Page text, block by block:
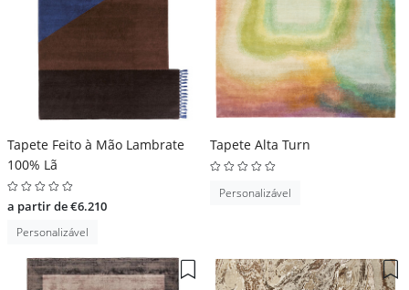
Tapete Feito à Mão Lambrate
100% Lã
a partir de €6.210
Personalizável
Tapete Alta Turn
Personalizável